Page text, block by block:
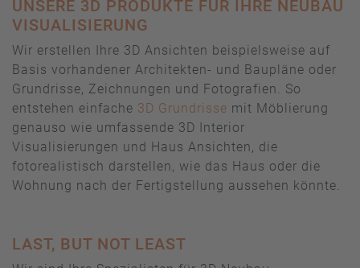
UNSERE 3D PRODUKTE FÜR IHRE NEUBAU
VISUALISIERUNG
Wir erstellen Ihre 3D Ansichten beispielsweise auf
Basis vorhandener Architekten- und Baupläne oder
Grundrisse, Zeichnungen und Fotografien. So
entstehen einfache 3D Grundrisse mit Möblierung
genauso wie umfassende 3D Interior
Visualisierungen und Haus Ansichten, die
fotorealistisch darstellen, wie das Haus oder die
Wohnung nach der Fertigstellung aussehen könnte.
LAST, BUT NOT LEAST